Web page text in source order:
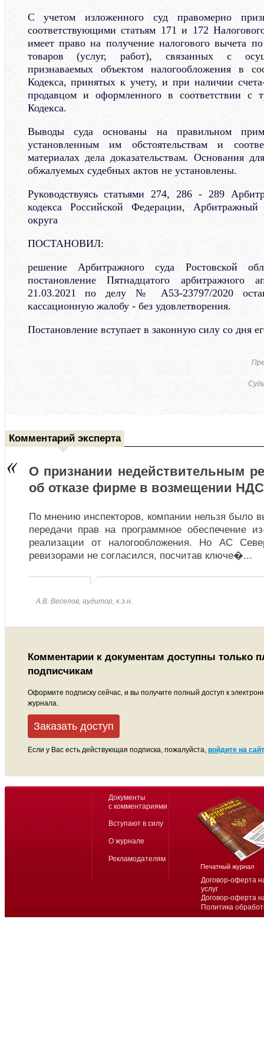
С учетом изложенного суд правомерно
соответствующими статьям 171 и 172
имеет право на получение налогового вычета
товаров (услуг, работ), связанных с
признаваемых объектом налогообложения в
Кодекса, принятых к учету, и при наличии
продавцом и оформленного в соответствии с
Кодекса.
Выводы суда основаны на правильном
установленным им обстоятельствам и
материалах дела доказательствам. Основания
обжалуемых судебных актов не установлены.
Руководствуясь статьями 274, 286 - 289
кодекса Российской Федерации, Арбитражный
округа
ПОСТАНОВИЛ:
решение Арбитражного суда Ростовской
постановление Пятнадцатого арбитражного
21.03.2021 по делу № А53-23797/2020
кассационную жалобу - без удовлетворения.
Постановление вступает в законную силу со дня
Комментарий эксперта
О признании недействительным
об отказе фирме в возмещении НДС
По мнению инспекторов, компании нельзя было
передачи прав на программное обеспечение
реализации от налогообложения. Но АС
ревизорами не согласился, посчитав ключе�...
А.В. Веселов, аудитор, к.э.н.
Комментарии к документам доступны только
подписчикам
Оформите подписку сейчас, и вы получите полный доступ к
журнала.
Заказать доступ
Если у Вас есть действующая подписка, пожалуйста, войдите на
Договор-оферта
услуг
Договор-оферта
Политика
Документы
с комментариями
Вступают в силу
О журнале
Рекламодателям
Печатный журнал